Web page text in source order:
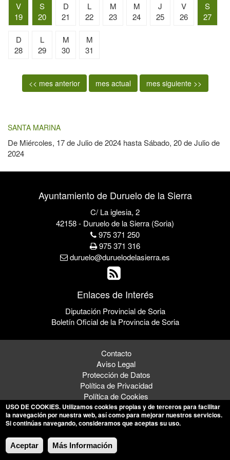
V
19
S
20
D
21
L
22
M
23
M
24
J
25
V
26
S
27
D
28
L
29
M
30
M
31
<< mes anterior mes actual mes siguiente >>
SANTA MARINA
De Miércoles, 17 de Julio de 2024 hastaSábado, 20 de Julio de
2024
Ayuntamiento de Duruelo de la Sierra
C/ La iglesia, 2
42158 - Duruelo de la Sierra (Soria)
975 371 250
975 371 316
duruelo@duruelodelasierra.es
Enlaces de Interés
Diputación Provincial de Soria
Boletín Oficial de la Provincia de Soria
Contacto
Aviso Legal
Protección de Datos
Política de Privacidad
Política de Cookies
© 2026 Ayuntamiento de Duruelo de la Sierra
USO DE COOKIES. Utilizamos cookies propias y de terceros para facilitar
la navegación por nuestra web, así como para mejorar nuestros servicios.
Si continúas navegando, consideramos que aceptas su uso.
Aceptar Más Información